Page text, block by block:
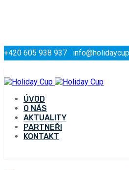
+420 605 938 937
ÚVOD
O NÁS
AKTUALITY
PARTNEŘI
KONTAKT